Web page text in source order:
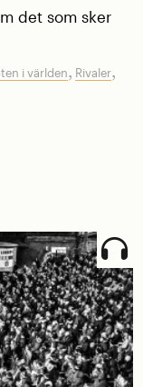
det som sker
i världen, Rivaler,